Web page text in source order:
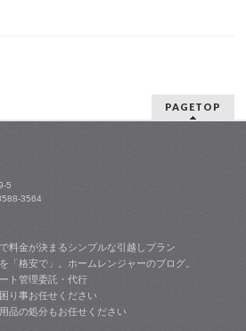
PAGETOP
5
3564
料金が決まるシンプルな引越しプラン
「格安で」。ホームレンジャーのブログ。
ト管理委託・代行
り事お任せください
品の処分もお任せください